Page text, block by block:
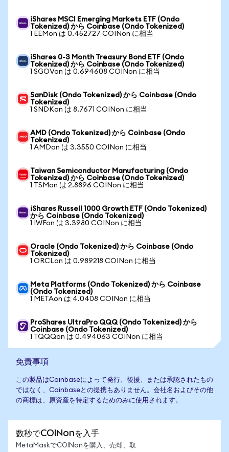
iShares MSCI Emerging Markets ETF (Ondo
Tokenized) から Coinbase (Ondo Tokenized)
1 EEMon は 0.452727 COINon に相当
iShares 0-3 Month Treasury Bond ETF (Ondo
Tokenized) から Coinbase (Ondo Tokenized)
1 SGOVon は 0.694608 COINon に相当
SanDisk (Ondo Tokenized) から Coinbase (Ondo
Tokenized)
1 SNDKon は 8.7671 COINon に相当
AMD (Ondo Tokenized) から Coinbase (Ondo
Tokenized)
1 AMDon は 3.3550 COINon に相当
Taiwan Semiconductor Manufacturing (Ondo
Tokenized) から Coinbase (Ondo Tokenized)
1 TSMon は 2.8896 COINon に相当
iShares Russell 1000 Growth ETF (Ondo Tokenized)
から Coinbase (Ondo Tokenized)
1 IWFon は 3.3980 COINon に相当
Oracle (Ondo Tokenized) から Coinbase (Ondo
Tokenized)
1 ORCLon は 0.989218 COINon に相当
Meta Platforms (Ondo Tokenized) から Coinbase
(Ondo Tokenized)
1 METAon は 4.0408 COINon に相当
ProShares UltraPro QQQ (Ondo Tokenized) から
Coinbase (Ondo Tokenized)
1 TQQQon は 0.494063 COINon に相当
免責事項
この製品はCoinbaseによって発行、後援、または承認されたもの
ではなく、Coinbaseとの提携もありません。会社名およびその他
の商標は、原資産を特定するためのみに使用されます。
数秒でCOINonを入手
MetaMaskでCOINonを購入、売却、取